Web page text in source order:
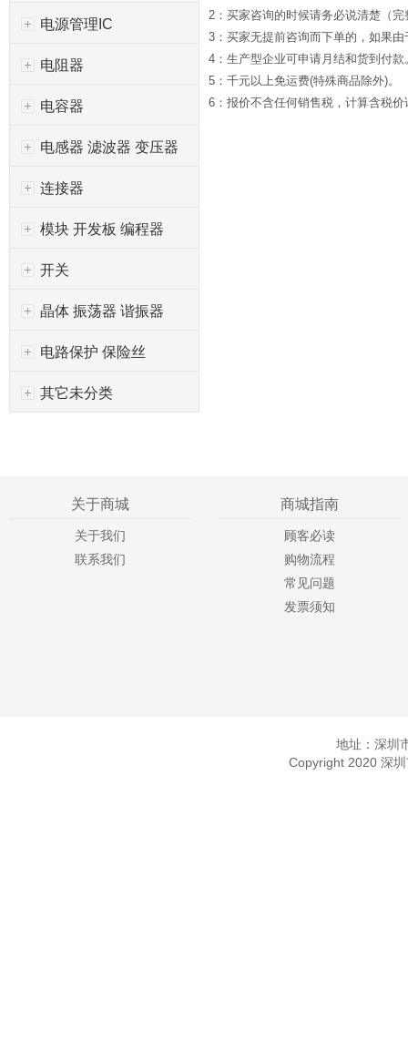
电源管理IC
电阻器
电容器
电感器 滤波器 变压器
连接器
模块 开发板 编程器
开关
晶体 振荡器 谐振器
电路保护 保险丝
其它未分类
2：买家咨询的时候请务必说清楚（
3：买家无提前咨询而下单的，如果
4：生产型企业可申请月结和货到付款
5：千元以上免运费(特殊商品除外)。
6：报价不含任何销售税，计算含税价
关于商城
关于我们
联系我们
商城指南
顾客必读
购物流程
常见问题
发票须知
地址：深圳
Copyright 2020 深